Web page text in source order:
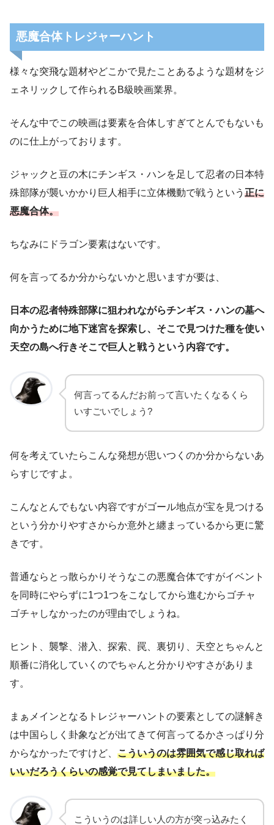
悪魔合体トレジャーハント
様々な突飛な題材やどこかで見たことあるような題材をジ
ェネリックして作られるB級映画業界。
そんな中でこの映画は要素を合体しすぎてとんでもないも
のに仕上がっております。
ジャックと豆の木にチンギス・ハンを足して忍者の日本特
殊部隊が襲いかかり巨人相手に立体機動で戦うという 正に
悪魔合体。
ちなみにドラゴン要素はないです。
何を言ってるか分からないかと思いますが要は、
日本の忍者特殊部隊に狙われながらチンギス・ハンの墓へ
向かうために地下迷宮を探索し、そこで見つけた種を使い
天空の島へ行きそこで巨人と戦うという内容です。
何言ってるんだお前って言いたくなるくら
いすごいでしょう?
何を考えていたらこんな発想が思いつくのか分からないあ
らすじですよ。
こんなとんでもない内容ですがゴール地点が宝を見つける
という分かりやすさからか意外と纏まっているから更に驚
きです。
普通ならとっ散らかりそうなこの悪魔合体ですがイベント
を同時にやらずに1つ1つをこなしてから進むからゴチャ
ゴチャしなかったのが理由でしょうね。
ヒント、襲撃、潜入、探索、罠、裏切り、天空とちゃんと
順番に消化していくのでちゃんと分かりやすさがありま
す。
まぁメインとなるトレジャーハントの要素としての謎解き
は中国らしく卦象などが出てきて何言ってるかさっぱり分
からなかったですけど、 こういうのは雰囲気で感じ取れば
いいだろうくらいの感覚で見てしまいました。
こういうのは詳しい人の方が突っ込みたく